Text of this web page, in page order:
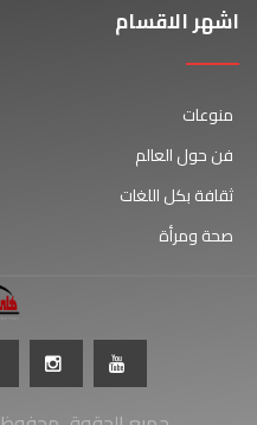
اشهر الاقسام
منوعات
فن حول العالم
ثقافة بكل اللغات
صحة ومرأة